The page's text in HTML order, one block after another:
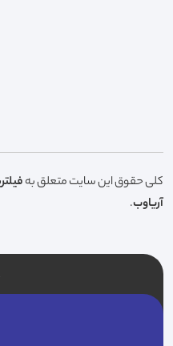
کلی حقوق این سایت متعلق به
آریاوب.